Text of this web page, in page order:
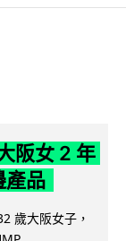
阪女 2 年
產品
歲大阪女子，